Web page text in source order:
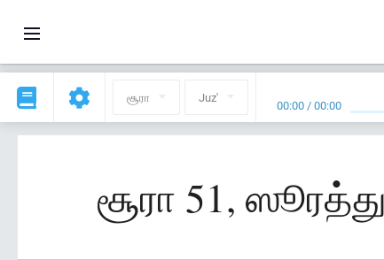
சூரா Juz' 00:00 /00:00
சூரா 51,